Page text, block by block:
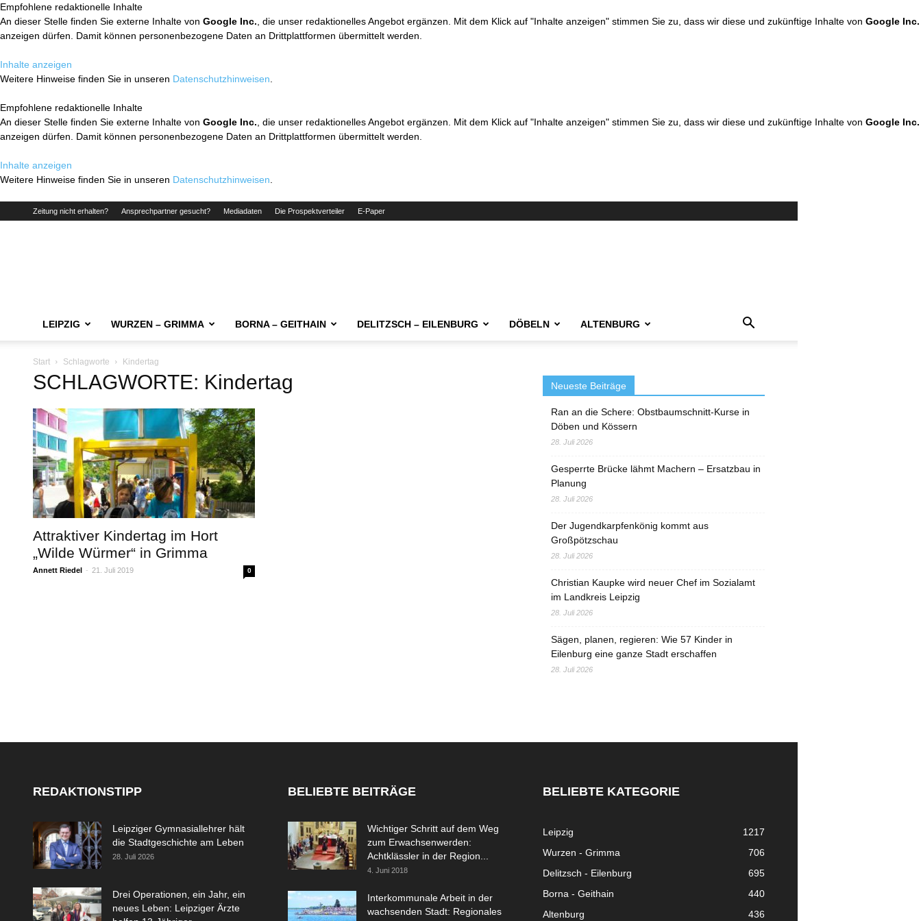
Empfohlene redaktionelle Inhalte
An dieser Stelle finden Sie externe Inhalte von Google Inc. , die unser redaktionelles Angebot ergänzen. Mit dem Klick auf "Inhalte anzeigen" stimmen Sie zu, dass wir diese und zukünftige Inhalte von Google Inc.
anzeigen dürfen. Damit können personenbezogene Daten an Drittplattformen übermittelt werden.
Inhalte anzeigen
Weitere Hinweise finden Sie in unseren Datenschutzhinweisen
Empfohlene redaktionelle Inhalte
An dieser Stelle finden Sie externe Inhalte von Google Inc. , die unser redaktionelles Angebot ergänzen. Mit dem Klick auf "Inhalte anzeigen" stimmen Sie zu, dass wir diese und zukünftige Inhalte von Google Inc.
anzeigen dürfen. Damit können personenbezogene Daten an Drittplattformen übermittelt werden.
Inhalte anzeigen
Weitere Hinweise finden Sie in unseren Datenschutzhinweisen
Zeitung nicht erhalten? Ansprechpartner gesucht? Mediadaten Die Prospektverteiler E-Paper
LEIPZIG WURZEN – GRIMMA BORNA – GEITHAIN DELITZSCH – EILENBURG DÖBELN ALTENBURG
Start Schlagworte Kindertag
SCHLAGWORTE: Kindertag
Attraktiver Kindertag im Hort
„Wilde Würmer“ in Grimma
Annett Riedel - 21. Juli 2019 0
Neueste Beiträge
Ran an die Schere: Obstbaumschnitt-Kurse in
Döben und Kössern
28. Juli 2026
Gesperrte Brücke lähmt Machern – Ersatzbau in
Planung
28. Juli 2026
Der Jugendkarpfenkönig kommt aus
Großpötzschau
28. Juli 2026
Christian Kaupke wird neuer Chef im Sozialamt
im Landkreis Leipzig
28. Juli 2026
Sägen, planen, regieren: Wie 57 Kinder in
Eilenburg eine ganze Stadt erschaffen
28. Juli 2026
REDAKTIONSTIPP
Leipziger Gymnasiallehrer hält
die Stadtgeschichte am Leben
28. Juli 2026
Drei Operationen, ein Jahr, ein
neues Leben: Leipziger Ärzte
BELIEBTE BEITRÄGE
Wichtiger Schritt auf dem Weg
zum Erwachsenwerden:
Achtklässler in der Region...
4. Juni 2018
Interkommunale Arbeit in der
wachsenden Stadt: Regionales
BELIEBTE KATEGORIE
Leipzig
1217
Wurzen - Grimma
706
Delitzsch - Eilenburg
695
Borna - Geithain
440
Altenburg
436